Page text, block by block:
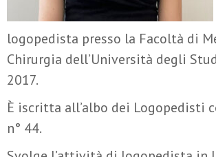
logopedista presso la Facoltà di
Chirurgia dell’Università degli
2017.
È iscritta all’albo dei Logopedisti
n° 44.